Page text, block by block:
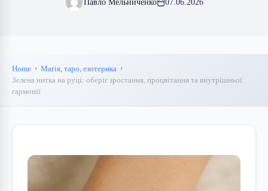
Павло Мельниченко 07.06.2026
Home
Магія, таро, езотерика
Зелена нитка на руці: оберіг зростання, процвітання та внутрішньої
гармонії